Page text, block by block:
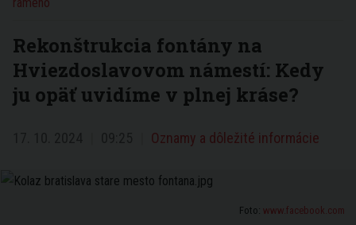
Rekonštrukcia fontány na
Hviezdoslavovom námestí: Kedy
ju opäť uvidíme v plnej kráse?
Oznamy a dôležité informácie
Foto: www.facebook.com